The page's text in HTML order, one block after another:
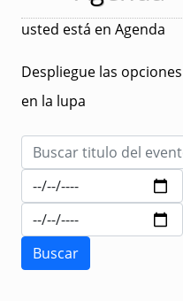
usted está en Agenda
Despliegue las
en la lupa